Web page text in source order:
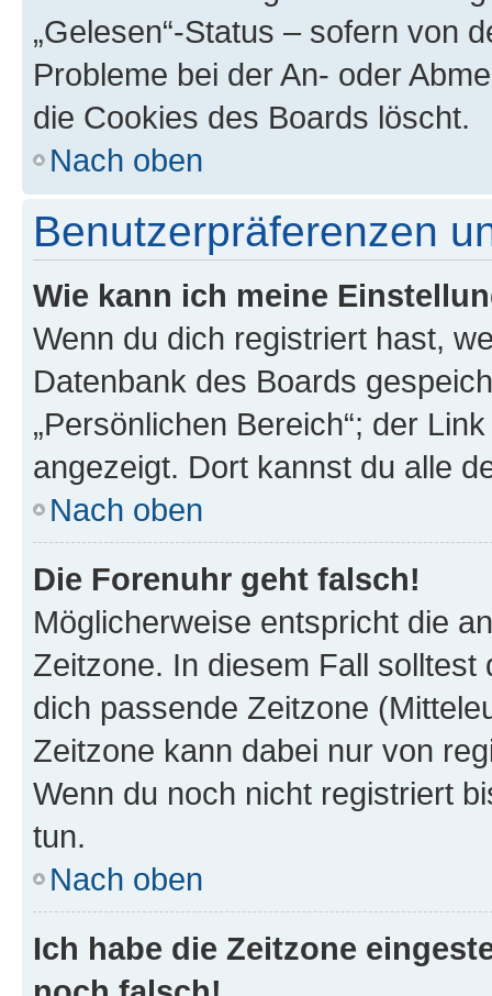
„Gelesen“-Status – sofern von
Probleme bei der An- oder
die Cookies des Boards löscht.
Nach oben
Benutzerpräferenzen
Wie kann ich meine
Wenn du dich registriert hast,
Datenbank des Boards
„Persönlichen Bereich“; der
angezeigt. Dort kannst du alle
Nach oben
Die Forenuhr geht falsch!
Möglicherweise entspricht die
Zeitzone. In diesem Fall solltest
dich passende Zeitzone
Zeitzone kann dabei nur von
Wenn du noch nicht registriert
tun.
Nach oben
Ich habe die Zeitzone